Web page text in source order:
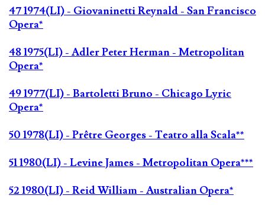
47 1974(LI) - Giovaninetti Reynald - San Francisco
Opera*
48 1975(LI) - Adler Peter Herman - Metropolitan
Opera*
49 1977(LI) - Bartoletti Bruno - Chicago Lyric
Opera*
50 1978(LI) - Prêtre Georges - Teatro alla Scala**
51 1980(LI) - Levine James - Metropolitan Opera***
52 1980(LI) - Reid William - Australian Opera*